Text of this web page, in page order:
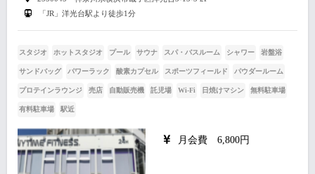
「JR」洋光台駅より徒歩1分
スタジオ ホットスタジオ プール サウナ スパ・バスルーム シャワー 岩盤浴
サンドバッグ パワーラック 酸素カプセル スポーツフィールド パウダールーム
プロテインラウンジ 売店 自動販売機 託児場 Wi-Fi 日焼けマシン 無料駐車場
有料駐車場 駅近
月会費 6,800円